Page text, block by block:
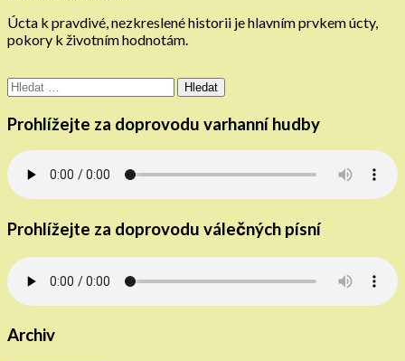
Úcta k pravdivé, nezkreslené historii je hlavním prvkem úcty,
pokory k životním hodnotám.
Vyhledávání
Prohlížejte za doprovodu varhanní hudby
Prohlížejte za doprovodu válečných písní
Archiv